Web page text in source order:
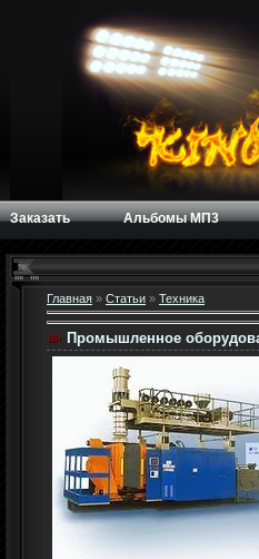
Заказать Альбомы МП3
Главная » Статьи » Техника
Промышленное